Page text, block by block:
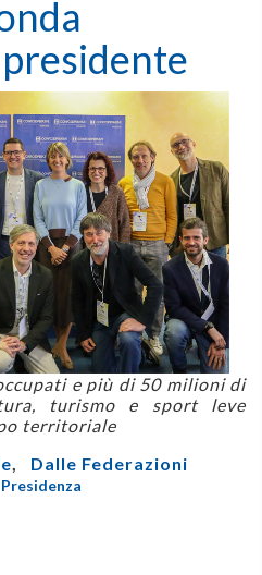
e più di 50 milioni di
turismo e sport leve
territoriale
, Dalle Federazioni
Presidenza